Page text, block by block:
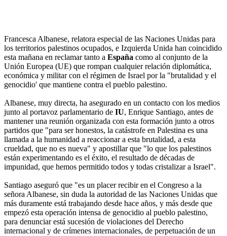
Francesca Albanese, relatora especial de las Naciones Unidas para
los territorios palestinos ocupados, e Izquierda Unida han coincidido
esta mañana en reclamar tanto a España como al conjunto de la
Unión Europea (UE) que rompan cualquier relación diplomática,
económica y militar con el régimen de Israel por la "brutalidad y el
genocidio' que mantiene contra el pueblo palestino.
Albanese, muy directa, ha asegurado en un contacto con los medios
junto al portavoz parlamentario de IU, Enrique Santiago, antes de
mantener una reunión organizada con esta formación junto a otros
partidos que "para ser honestos, la catástrofe en Palestina es una
llamada a la humanidad a reaccionar a esta brutalidad, a esta
crueldad, que no es nueva" y apostillar que "lo que los palestinos
están experimentando es el éxito, el resultado de décadas de
impunidad, que hemos permitido todos y todas cristalizar a Israel".
Santiago aseguró que "es un placer recibir en el Congreso a la
señora Albanese, sin duda la autoridad de las Naciones Unidas que
más duramente está trabajando desde hace años, y más desde que
empezó esta operación intensa de genocidio al pueblo palestino,
para denunciar está sucesión de violaciones del Derecho
internacional y de crímenes internacionales, de perpetuación de un